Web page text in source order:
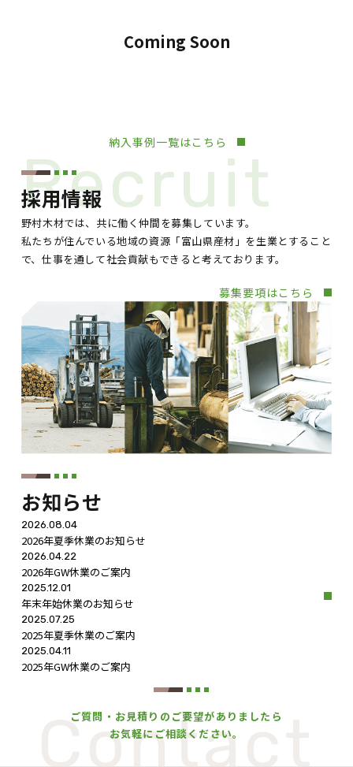
Coming Soon
納入事例一覧はこちら
Recruit
採用情報
野村木材では、共に働く仲間を募集しています。
私たちが住んでいる地域の資源「富山県産材」を生業とすること
で、仕事を通して社会貢献もできると考えております。
募集要項はこちら
お知らせ
2026.08.04
2026年夏季休業のお知らせ
2026.04.22
2026年GW休業のご案内
2025.12.01
年末年始休業のお知らせ
2025.07.25
2025年夏季休業のご案内
2025.04.11
2025年GW休業のご案内
ご質問・お見積りのご要望がありましたら
お気軽にご相談ください。
Contact